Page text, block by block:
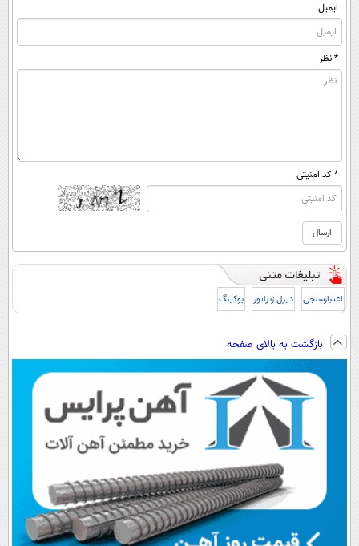
ایمیل
* نظر
* کد امنیتی
اعتبارسنجی دیزل ژنراتور بوکینگ
بازگشت به بالای صفحه